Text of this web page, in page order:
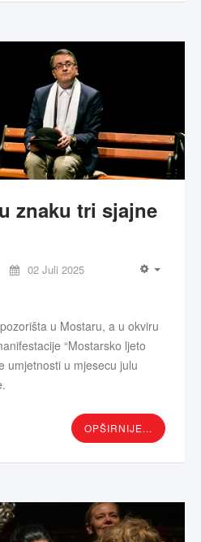
znaku tri sjajne
02 Juli 2025
u Mostaru, a u okviru
“Mostarsko ljeto
umjetnosti u mjesecu julu
OPŠIRNIJE...